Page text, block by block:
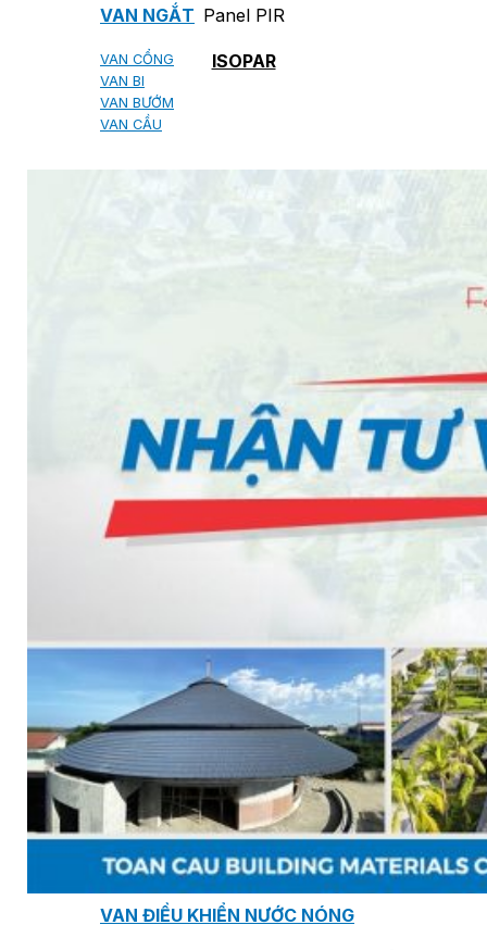
VAN NGẮT
VAN CỔNG
VAN BI
VAN BƯỚM
VAN CẦU
VAN ĐIỀU CHỈNH ÁP SUẤT
VAN ĐIỀU KHIỂN TỰ ĐỘNG
VAN CÂN BẰNG
VAN AN TOÀN
VAN ĐIỀU KHIỂN NƯỚC NÓNG
Panel PIR
ISOPAR